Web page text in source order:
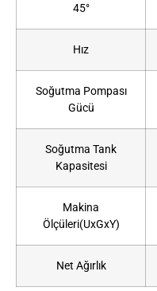
45°
Hız
Soğutma Pompası
Gücü
Soğutma Tank
Kapasitesi
Makina
Ölçüleri(UxGxY)
Net Ağırlık